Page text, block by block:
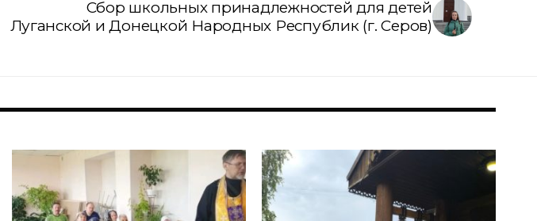
Сбор школьных принадлежностей для детей
Луганской и Донецкой Народных Республик (г. Серов)